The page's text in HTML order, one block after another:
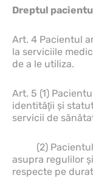
Dreptul
Art. 4 Pacientul
la serviciile
de a le utiliza.
Art. 5 (1)
identităţii şi
servicii de
(2) Pacientul
asupra regulilor
respecte pe